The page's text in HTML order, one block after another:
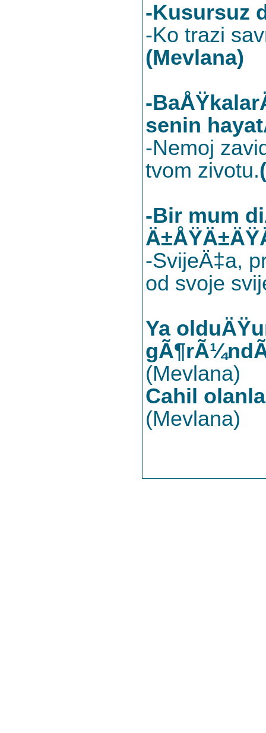
-Kusursuz
-Ko trazi
(Mevlana)
-
senin
-Nemoj
tvom zivotu.
-Bir mum
-SvijeÄ‡a,
od svoje
Ya
(Mevlana)
Cahil
(Mevlana)